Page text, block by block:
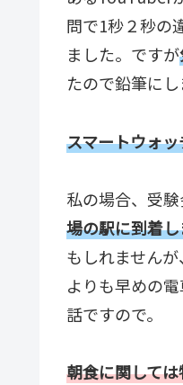
問で1秒２秒の
ました。ですが
たので鉛筆にし
スマートウォ
私の場合、受
場の駅に到着
もしれません
よりも早めの
話ですので。
朝食に関して